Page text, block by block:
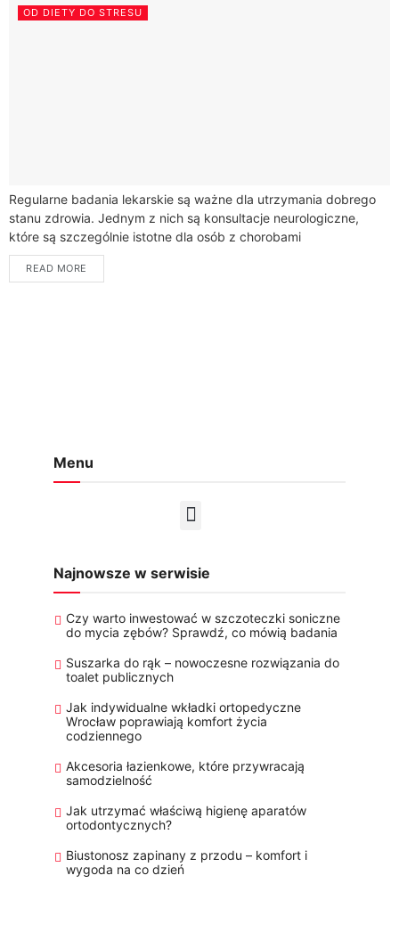
OD DIETY DO STRESU
Regularne badania lekarskie są ważne dla utrzymania dobrego
stanu zdrowia. Jednym z nich są konsultacje neurologiczne,
które są szczególnie istotne dla osób z chorobami
neurologicznymi lub mających objawy wskazujące na takie
schorzenia. Gdzie szukać?...
READ MORE
Menu
Najnowsze w serwisie
Czy warto inwestować w szczoteczki soniczne
do mycia zębów? Sprawdź, co mówią badania
Suszarka do rąk – nowoczesne rozwiązania do
toalet publicznych
Jak indywidualne wkładki ortopedyczne
Wrocław poprawiają komfort życia
codziennego
Akcesoria łazienkowe, które przywracają
samodzielność
Jak utrzymać właściwą higienę aparatów
ortodontycznych?
Biustonosz zapinany z przodu – komfort i
wygoda na co dzień